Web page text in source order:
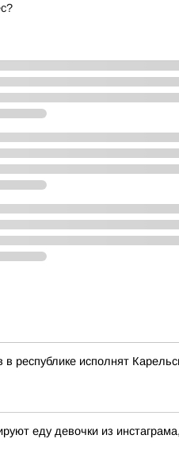
республике исполнят
еду девочки из